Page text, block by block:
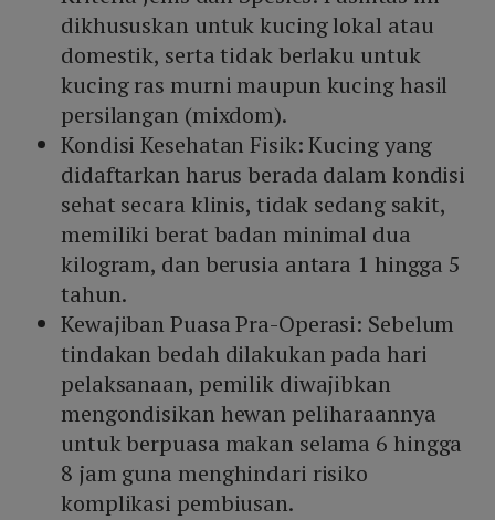
dikhususkan untuk kucing lokal atau
domestik, serta tidak berlaku untuk
kucing ras murni maupun kucing hasil
persilangan (mixdom).
Kondisi Kesehatan Fisik: Kucing yang
didaftarkan harus berada dalam kondisi
sehat secara klinis, tidak sedang sakit,
memiliki berat badan minimal dua
kilogram, dan berusia antara 1 hingga 5
tahun.
Kewajiban Puasa Pra-Operasi: Sebelum
tindakan bedah dilakukan pada hari
pelaksanaan, pemilik diwajibkan
mengondisikan hewan peliharaannya
untuk berpuasa makan selama 6 hingga
8 jam guna menghindari risiko
komplikasi pembiusan.